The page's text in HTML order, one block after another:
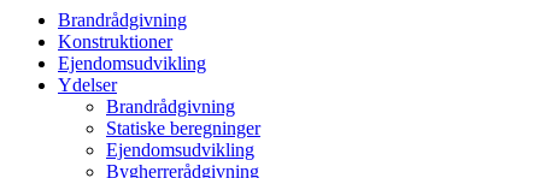
Brandrådgivning
Konstruktioner
Ejendomsudvikling
Ydelser
Brandrådgivning
Statiske beregninger
Ejendomsudvikling
Bygherrerådgivning